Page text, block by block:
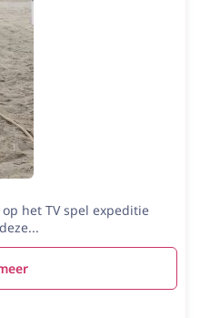
het TV spel expeditie